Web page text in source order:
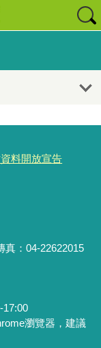
料開放宣告
：04-22622015
17:00
瀏覽器，建議